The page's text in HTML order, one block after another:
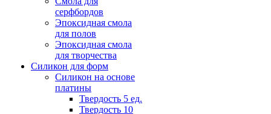
серфбордов
Эпоксидная смола
для полов
Эпоксидная смола
для творчества
Силикон для форм
Силикон на основе
платины
Твердость 5 ед.
Твердость 10